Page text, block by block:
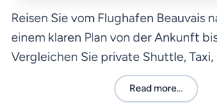
Reisen Sie vom Flughafen Beauvais
einem klaren Plan von der Ankunft
Vergleichen Sie private Shuttle, Taxi,
nach Zeit, Komfort und Budget.
Read more...